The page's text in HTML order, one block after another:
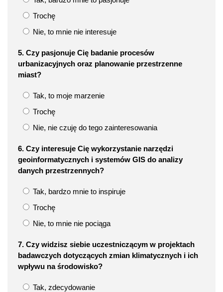
Trochę
Nie, to mnie nie interesuje
5. Czy pasjonuje Cię badanie procesów
urbanizacyjnych oraz planowanie przestrzenne
miast?
Tak, to moje marzenie
Trochę
Nie, nie czuję do tego zainteresowania
6. Czy interesuje Cię wykorzystanie narzędzi
geoinformatycznych i systemów GIS do analizy
danych przestrzennych?
Tak, bardzo mnie to inspiruje
Trochę
Nie, to mnie nie pociąga
7. Czy widzisz siebie uczestniczącym w projektach
badawczych dotyczących zmian klimatycznych i ich
wpływu na środowisko?
Tak, zdecydowanie